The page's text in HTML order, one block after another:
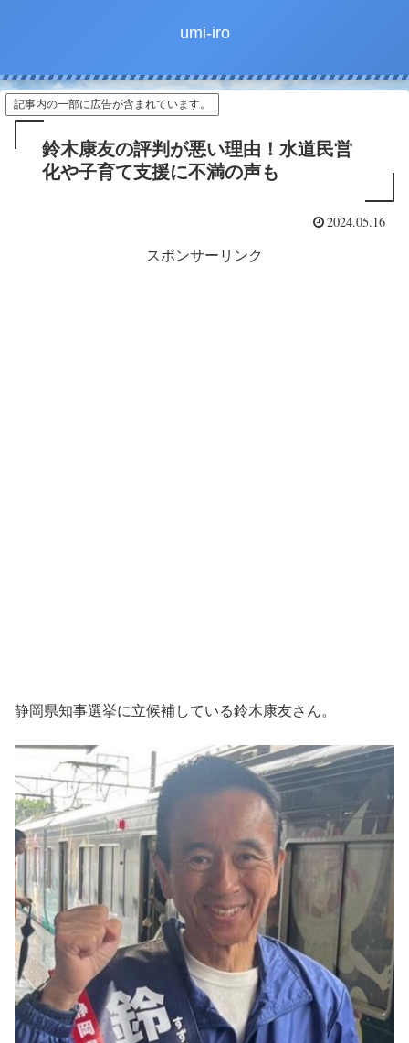
umi-iro
記事内の一部に広告が含まれています。
鈴木康友の評判が悪い理由！水道民営
化や子育て支援に不満の声も
2024.05.16
スポンサーリンク
静岡県知事選挙に立候補している鈴木康友さん。